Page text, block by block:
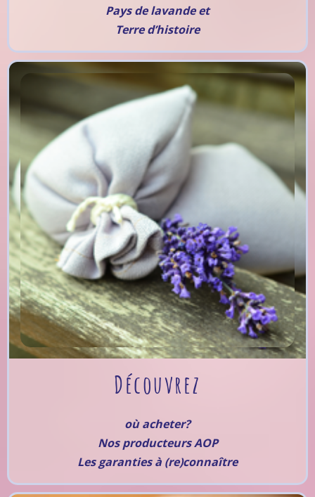
Pays de lavande et
Terre d’histoire
Découvrez
où acheter?
Nos producteurs AOP
Les garanties à (re)connaître